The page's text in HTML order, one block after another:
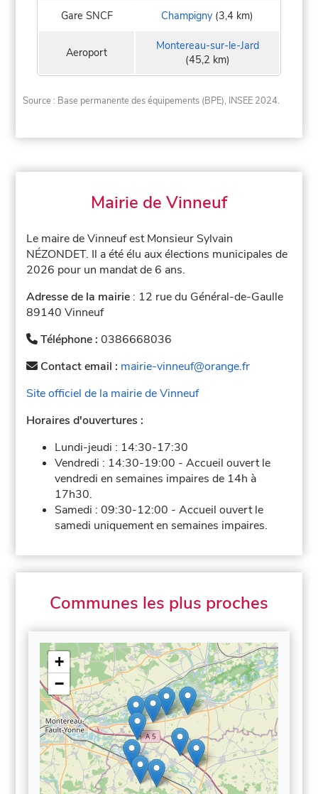
Gare SNCF Champigny (3,4 km)
Aeroport
Montereau-sur-le-Jard
(45,2 km)
Source : Base permanente des équipements (BPE), INSEE 2024.
Mairie de Vinneuf
Le maire de Vinneuf est Monsieur Sylvain
NÉZONDET. Il a été élu aux élections municipales de
2026 pour un mandat de 6 ans.
Adresse de la mairie : 12 rue du Général-de-Gaulle
89140 Vinneuf
Téléphone :0386668036
Contact email : mairie-vinneuf@orange.fr
Site officiel de la mairie de Vinneuf
Horaires d'ouvertures :
Lundi-jeudi : 14:30-17:30
Vendredi : 14:30-19:00 -Accueil ouvert le
vendredi en semaines impaires de 14h à
17h30.
Samedi :09:30-12:00 -Accueil ouvert le
samedi uniquement en semaines impaires.
Communes les plus proches
+
−